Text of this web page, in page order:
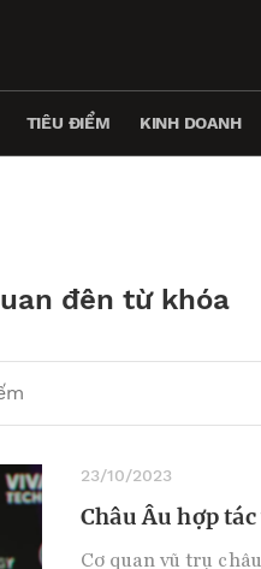
TIÊU ĐIỂM KINH DOANH
đên từ khóa
23/10/2023
Châu Âu hợp
Cơ quan vũ trụ